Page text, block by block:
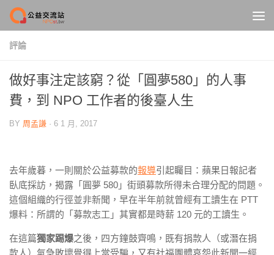
Skip to content
評論
做好事注定該窮？從「圓夢580」的人事
費，到 NPO 工作者的後臺人生
BY 周孟謙 · 6 1 月, 2017
去年歲暮，一則關於公益募款的報導引起矚目：蘋果日報記者
臥底採訪，揭露「圓夢 580」街頭募款所得未合理分配的問題。
這個組織的行徑並非新聞，早在半年前就曾經有工讀生在 PTT
爆料：所謂的「募款志工」其實都是時薪 120 元的工讀生。
在這篇獨家踢爆之後，四方鐘鼓齊鳴，既有捐款人（或潛在捐
款人）氣急敗壞覺得上當受騙，又有社福團體哀怨此新聞一經